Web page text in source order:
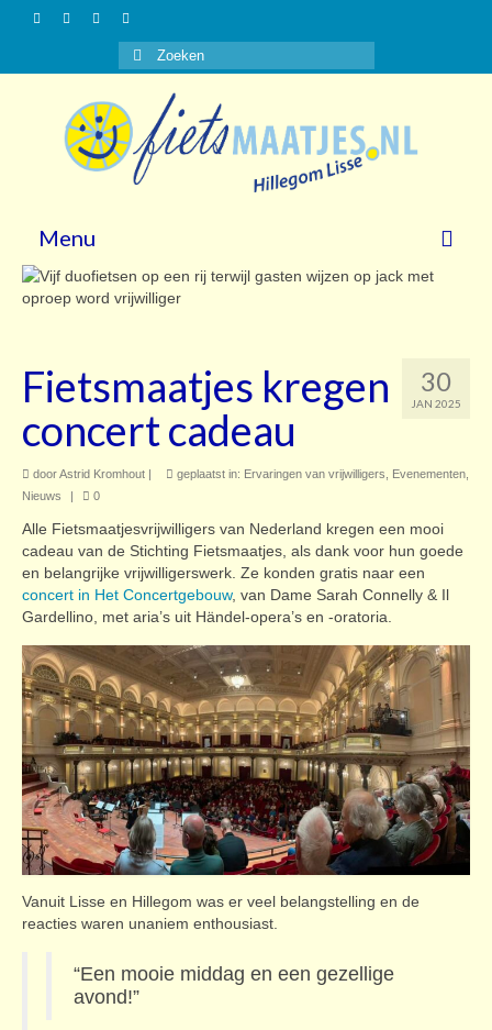
Zoeken
naar:
Menu
Nieuws
Vrijwilligers
Over ons
Steun ons!
Contact
30
JAN 2025
Fietsmaatjes kregen
concert cadeau
doorAstrid Kromhout geplaatst in: Ervaringen van vrijwilligers Evenementen
Nieuws
0
Alle Fietsmaatjesvrijwilligers van Nederland kregen een mooi
cadeau van de Stichting Fietsmaatjes, als dank voor hun goede
en belangrijke vrijwilligerswerk. Ze konden gratis naar een
concert in Het Concertgebouw, van Dame Sarah Connelly & Il
Gardellino, met aria’s uit Händel-opera’s en -oratoria.
Vanuit Lisse en Hillegom was er veel belangstelling en de
reacties waren unaniem enthousiast.
“Een mooie middag en een gezellige
avond!”